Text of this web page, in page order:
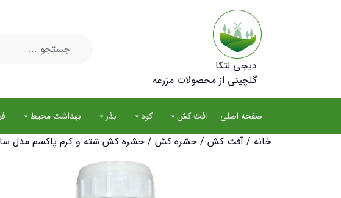
دیجی لتکا
گلچینی از محصولات مزرعه
صفحه اصلی آفت کش کود بذر بهداشت محیط
خانه / آفت کش / حشره کش / حشره کش شته و کرم پاکسم مدل